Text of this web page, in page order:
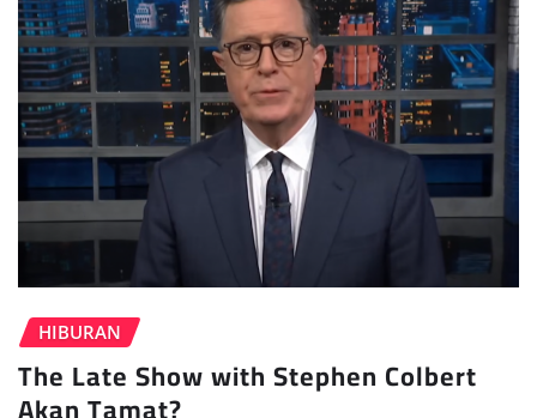
HIBURAN
The Late Show with Stephen Colbert